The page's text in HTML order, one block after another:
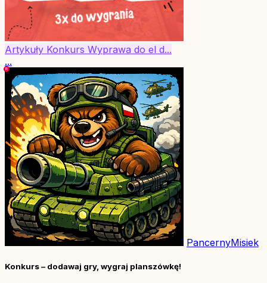
Artykuły Konkurs Wyprawa do el d...
...
PancernyMisiek
Konkurs – dodawaj gry, wygraj planszówkę!